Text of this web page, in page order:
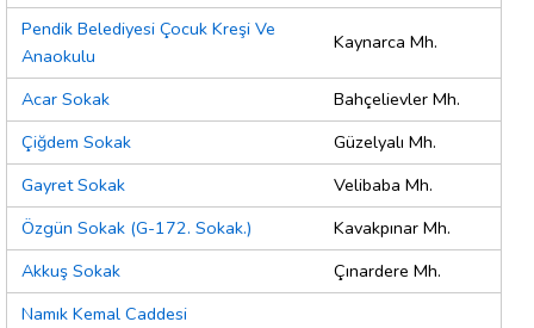
Pendik Belediyesi Çocuk Kreşi Ve
Anaokulu
Kaynarca Mh.
Acar Sokak
Bahçelievler Mh.
Çiğdem Sokak
Güzelyalı Mh.
Gayret Sokak
Velibaba Mh.
Özgün Sokak (G-172. Sokak.)
Kavakpınar Mh.
Akkuş Sokak
Çınardere Mh.
Namık Kemal Caddesi